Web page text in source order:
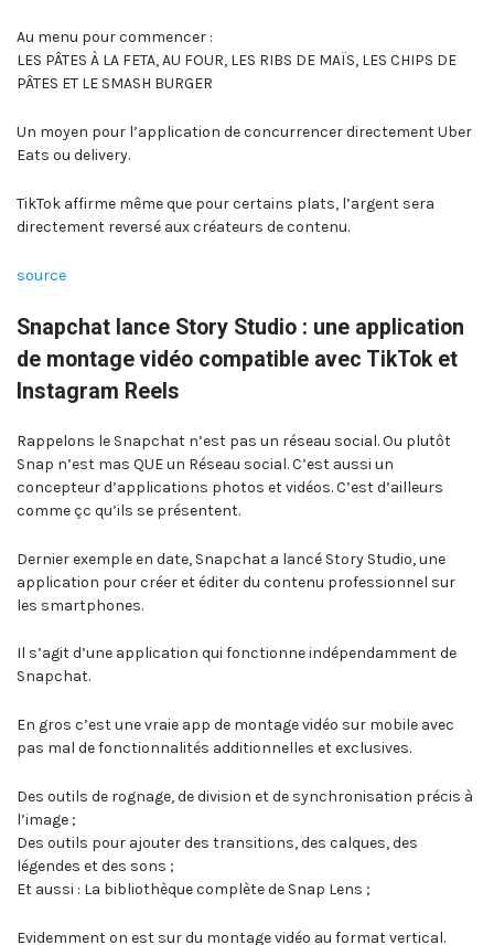
Au menu pour commencer :
LES PÂTES À LA FETA, AU FOUR, LES RIBS DE MAÏS, LES CHIPS DE
PÂTES ET LE SMASH BURGER
Un moyen pour l’application de concurrencer directement Uber
Eats ou delivery.
TikTok affirme même que pour certains plats, l’argent sera
directement reversé aux créateurs de contenu.
source
Snapchat lance Story Studio : une application
de montage vidéo compatible avec TikTok et
Instagram Reels
Rappelons le Snapchat n’est pas un réseau social. Ou plutôt
Snap n’est mas QUE un Réseau social. C’est aussi un
concepteur d’applications photos et vidéos. C’est d’ailleurs
comme çc qu’ils se présentent.
Dernier exemple en date, Snapchat a lancé Story Studio, une
application pour créer et éditer du contenu professionnel sur
les smartphones.
Il s’agit d’une application qui fonctionne indépendamment de
Snapchat.
En gros c’est une vraie app de montage vidéo sur mobile avec
pas mal de fonctionnalités additionnelles et exclusives.
Des outils de rognage, de division et de synchronisation précis à
l’image ;
Des outils pour ajouter des transitions, des calques, des
légendes et des sons ;
Et aussi : La bibliothèque complète de Snap Lens ;
Evidemment on est sur du montage vidéo au format vertical.